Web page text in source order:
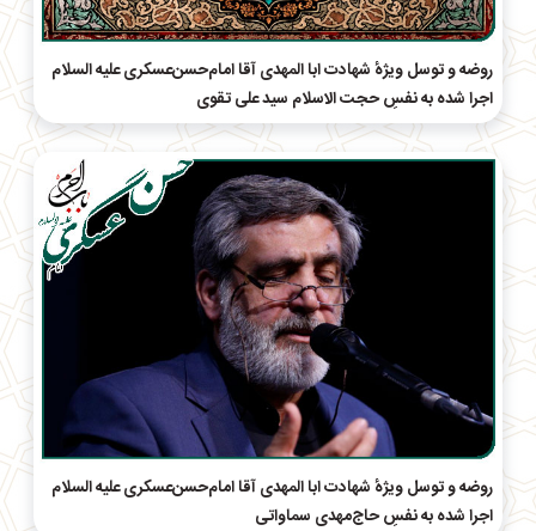
روضه و توسل ویژهٔ شهادت ابا المهدی آقا امام‌حسن‌عسکری علیه السلام
اجرا شده به نفسِ حجت الاسلام سید علی تقوی
روضه و توسل ویژهٔ شهادت ابا المهدی آقا امام‌حسن‌عسکری علیه السلام
اجرا شده به نفسِ حاج‌مهدی سماواتی